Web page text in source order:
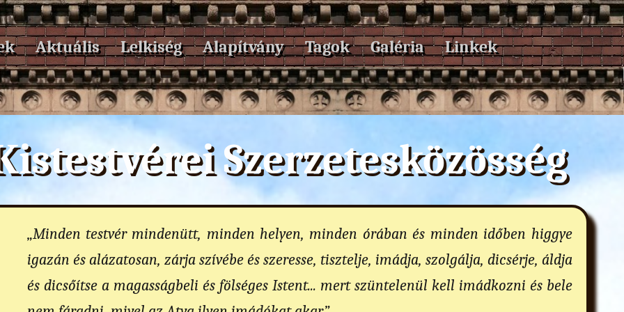
Aktuális Lelkiség Alapítvány Tagok Galéria Linkek
Szerzetesközösség
„Minden testvér mindenütt, minden helyen, minden órában és minden időben higgye
igazán és alázatosan, zárja szívébe és szeresse, tisztelje, imádja, szolgálja, dicsérje, áldja
és dicsőítse a magasságbeli és fölséges Istent... mert szüntelenül kell imádkozni és bele